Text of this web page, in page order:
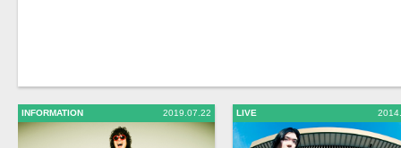
INFORMATION 2019.07.22 LIVE